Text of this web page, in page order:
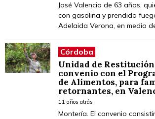
José Valencia de 63 años,
con gasolina y prendido
Adelaida Verona, en medio
Córdoba
Unidad de
convenio con el
de Alimentos, para
retornantes, en
11 años atrás
Montería. El convenio